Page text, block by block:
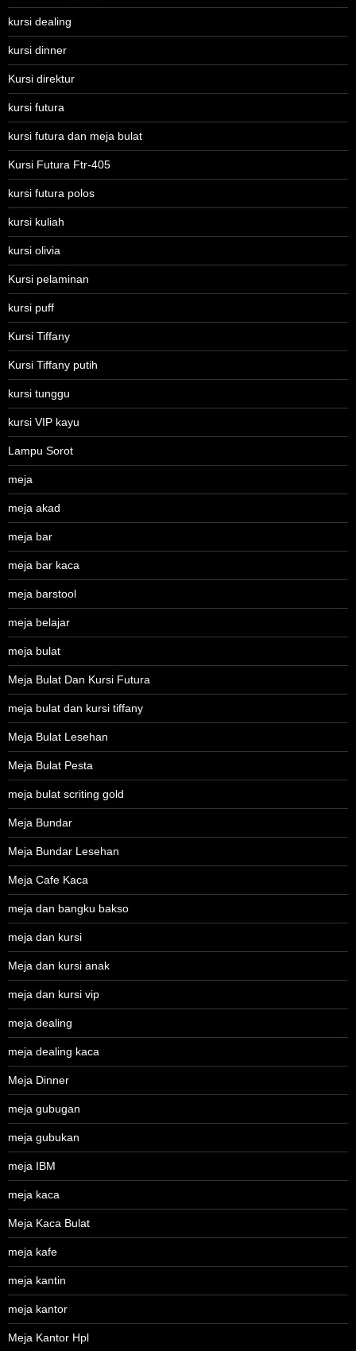
kursi dealing
kursi dinner
Kursi direktur
kursi futura
kursi futura dan meja bulat
Kursi Futura Ftr-405
kursi futura polos
kursi kuliah
kursi olivia
Kursi pelaminan
kursi puff
Kursi Tiffany
Kursi Tiffany putih
kursi tunggu
kursi VIP kayu
Lampu Sorot
meja
meja akad
meja bar
meja bar kaca
meja barstool
meja belajar
meja bulat
Meja Bulat Dan Kursi Futura
meja bulat dan kursi tiffany
Meja Bulat Lesehan
Meja Bulat Pesta
meja bulat scriting gold
Meja Bundar
Meja Bundar Lesehan
Meja Cafe Kaca
meja dan bangku bakso
meja dan kursi
Meja dan kursi anak
meja dan kursi vip
meja dealing
meja dealing kaca
Meja Dinner
meja gubugan
meja gubukan
meja IBM
meja kaca
Meja Kaca Bulat
meja kafe
meja kantin
meja kantor
Meja Kantor Hpl